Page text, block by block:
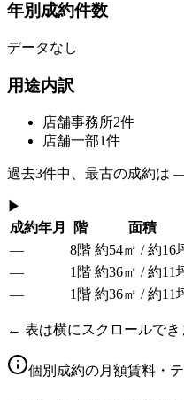
年別成約件数
データなし
用途内訳
店舗事務所2件
店舗一部1件
過去3件中、最古の成約は
▶
成約年月
階 面積
—
8階 約54㎡ / 約16
—
1階 約36㎡ / 約11
—
1階 約36㎡ / 約11
← 表は横にスクロールで
個別成約の月額賃料・